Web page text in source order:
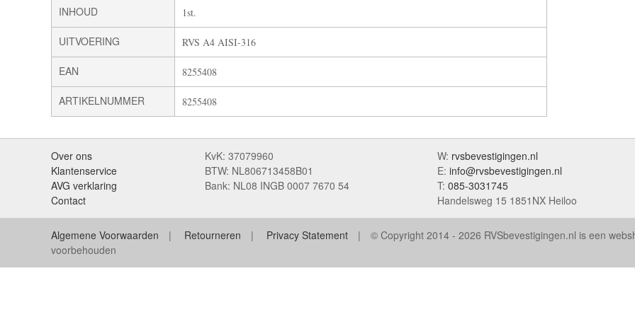
INHOUD 1st.
UITVOERING RVS A4 AISI-316
EAN 8255408
ARTIKELNUMMER 8255408
Over ons
Klantenservice
AVG verklaring
Contact
KvK: 37079960
BTW: NL806713458B01
Bank: NL08 INGB 0007 7670 54
W: rvsbevestigingen.nl
E: info@rvsbevestigingen.nl
T: 085-3031745
Handelsweg 15 1851NX Heiloo
Algemene Voorwaarden Retourneren Privacy Statement © Copyright 2014 - 2026 RVSbevestigingen.nl is een
voorbehouden